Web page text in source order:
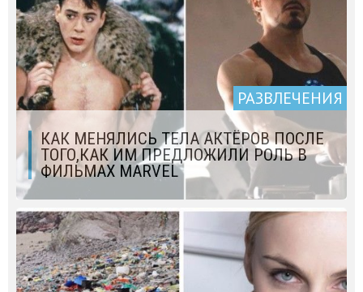
РАЗВЛЕЧЕНИЯ
КАК МЕНЯЛИСЬ ТЕЛА АКТЁРОВ ПОСЛЕ
ТОГО,КАК ИМ ПРЕДЛОЖИЛИ РОЛЬ В
ФИЛЬМАХ MARVEL